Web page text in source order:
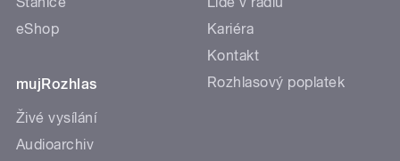
eShop
mujRozhlas
Živé vysílání
Audioarchiv
Kariéra
Kontakt
Rozhlasový poplatek